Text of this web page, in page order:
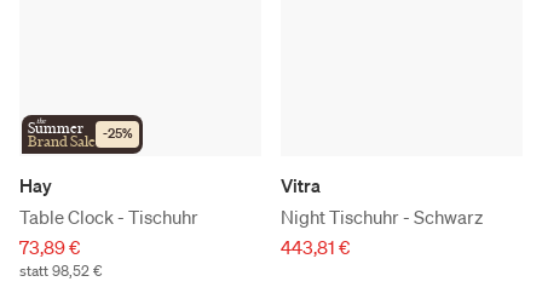
the
Summer
Brand Sale -25%
Hay
Table Clock - Tischuhr
73,89 €
statt 98,52 €
Vitra
Night Tischuhr - Schwarz
443,81 €